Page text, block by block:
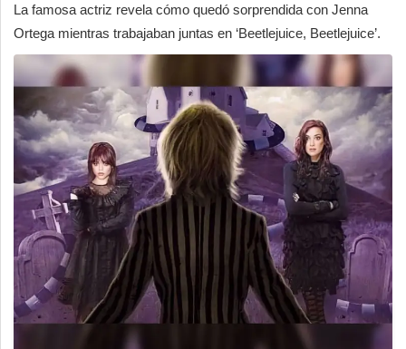
La famosa actriz revela cómo quedó sorprendida con Jenna
Ortega mientras trabajaban juntas en ‘Beetlejuice, Beetlejuice’.